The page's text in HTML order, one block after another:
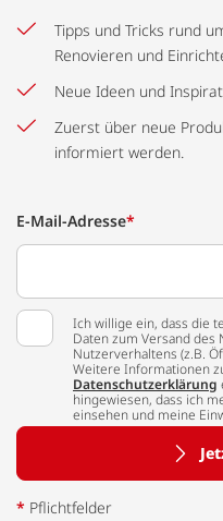
Tipps und Tricks rund
Renovieren und
Neue Ideen und
Zuerst über neue
informiert werden.
E-Mail-Adresse*
Ich willige ein, dass die
Daten zum Versand
Nutzerverhaltens (z.B.
Weitere Informationen
Datenschutzerklärung
hingewiesen, dass ich
einsehen und meine
* Pflichtfelder